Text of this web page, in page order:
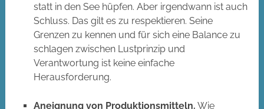
statt in den See hüpfen. Aber irgendwann ist auch
Schluss. Das gilt es zu respektieren. Seine
Grenzen zu kennen und für sich eine Balance zu
schlagen zwischen Lustprinzip und
Verantwortung ist keine einfache
Herausforderung.
Aneignung von Produktionsmitteln. Wie